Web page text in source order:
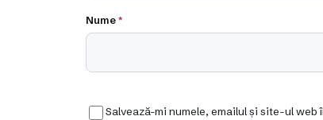
Nume*
Salvează-mi numele, emailul și site-ul